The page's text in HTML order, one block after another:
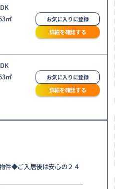
㎡
お気に入りに登録
詳細を確認する
㎡
お気に入りに登録
詳細を確認する
件◆ご入居後は安心の２４